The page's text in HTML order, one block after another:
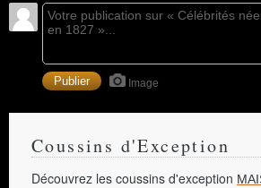
Image
Coussins d'Exception
Découvrez les coussins d'exception